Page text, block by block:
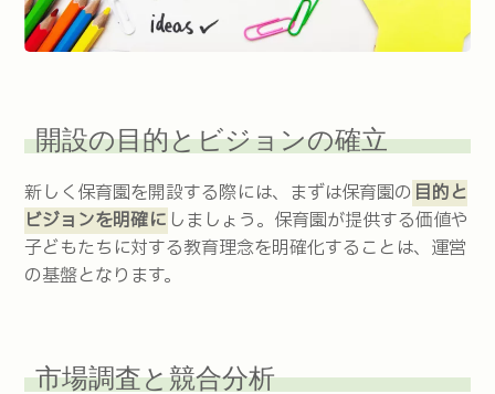
開設の目的とビジョンの確立
新しく保育園を開設する際には、まずは保育園の 目的と
ビジョンを明確に しましょう。保育園が提供する価値や
子どもたちに対する教育理念を明確化することは、運営
の基盤となります。
市場調査と競合分析